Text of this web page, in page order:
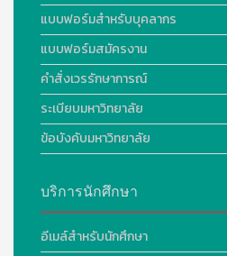
แบบฟอร์มสำหรับบุคลากร
แบบฟอร์มสมัครงาน
คำสั่งเวรรักษาการณ์
ระเบียบมหาวิทยาลัย
ข้อบังคับมหาวิทยาลัย
บริการนักศึกษา
อีเมล์สำหรับนักศึกษา